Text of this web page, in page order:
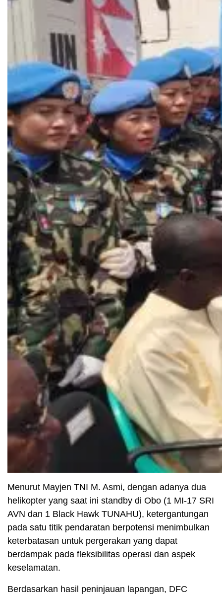
Menurut Mayjen TNI M. Asmi, dengan adanya dua
helikopter yang saat ini standby di Obo (1 MI-17 SRI
AVN dan 1 Black Hawk TUNAHU), ketergantungan
pada satu titik pendaratan berpotensi menimbulkan
keterbatasan untuk pergerakan yang dapat
berdampak pada fleksibilitas operasi dan aspek
keselamatan.
Berdasarkan hasil peninjauan lapangan, DFC